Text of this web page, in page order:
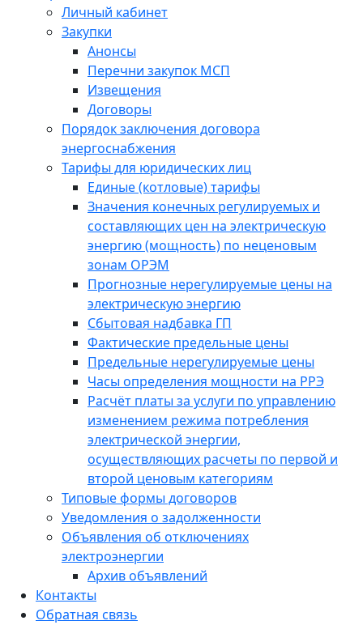
Личный кабинет
Закупки
Анонсы
Перечни закупок МСП
Извещения
Договоры
Порядок заключения договора
энергоснабжения
Тарифы для юридических лиц
Единые (котловые) тарифы
Значения конечных регулируемых и
составляющих цен на электрическую
энергию (мощность) по неценовым
зонам ОРЭМ
Прогнозные нерегулируемые цены на
электрическую энергию
Сбытовая надбавка ГП
Фактические предельные цены
Предельные нерегулируемые цены
Часы определения мощности на РРЭ
Расчёт платы за услуги по управлению
изменением режима потребления
электрической энергии,
осуществляющих расчеты по первой и
второй ценовым категориям
Типовые формы договоров
Уведомления о задолженности
Объявления об отключениях
электроэнергии
Архив объявлений
Контакты
Обратная связь